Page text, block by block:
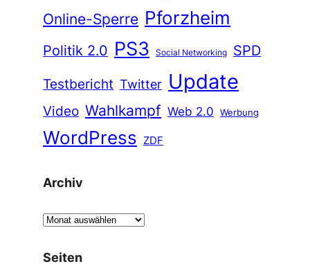
Online-Sperre Pforzheim
Politik 2.0 PS3 Social Networking
SPD
Testbericht Twitter Update
Video Wahlkampf Web 2.0 Werbung
WordPress ZDF
Archiv
A
c
Seiten